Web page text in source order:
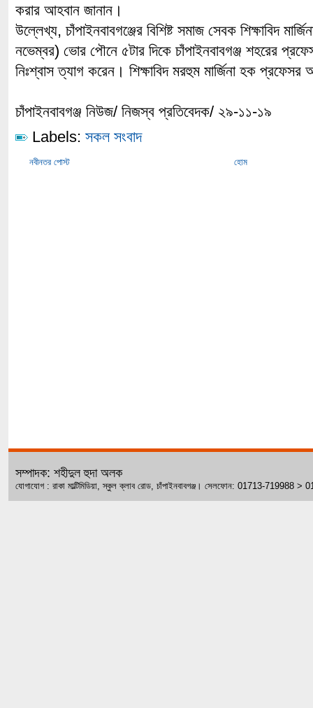
করার আহবান জানান।
উল্লেখ্য, চাঁপাইনবাবগঞ্জের বিশিষ্ট সমাজ সেবক শিক্ষাবিদ
নভেম্বর) ভোর পৌনে ৫টার দিকে চাঁপাইনবাবগঞ্জ শহরের
নিঃশ্বাস ত্যাগ করেন। শিক্ষাবিদ মরহুম মার্জিনা হক
চাঁপাইনবাবগঞ্জ নিউজ/ নিজস্ব প্রতিবেদক/ ২৯-১১-১৯
Labels: সকল সংবাদ
নবীনতর পোস্ট হোম
সম্পাদক: শহীদুল হুদা অলক
যোগাযোগ : রাকা মাল্টিমিডিয়া, স্কুল ক্লাব রোড, চাঁপাইনবাবগঞ্জ। সেলফোন: 01713-